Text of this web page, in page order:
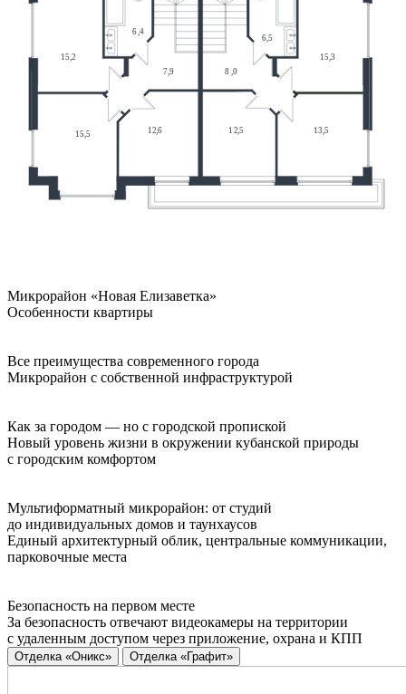
Микрорайон «Новая Елизаветка»
Особенности квартиры
Все преимущества современного города
Микрорайон с собственной инфраструктурой
Как за городом — но с городской пропиской
Новый уровень жизни в окружении кубанской природы
с городским комфортом
Мультиформатный микрорайон: от студий
до индивидуальных домов и таунхаусов
Единый архитектурный облик, центральные коммуникации,
парковочные места
Безопасность на первом месте
За безопасность отвечают видеокамеры на территории
с удаленным доступом через приложение, охрана и КПП
Отделка «Оникс» Отделка «Графит»